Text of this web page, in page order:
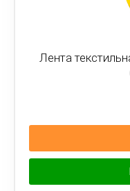
Лента